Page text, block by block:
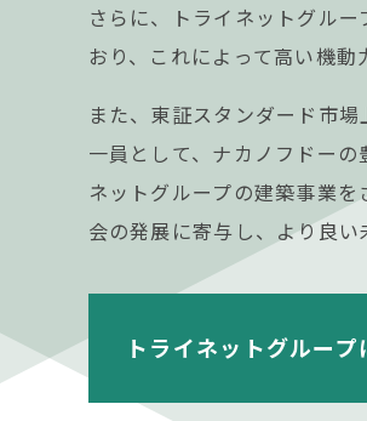
さらに、トライネットグル
おり、これによって高い機動
また、東証スタンダード市
一員として、ナカノフドー
ネットグループの建築事業
会の発展に寄与し、より良い
トライネットグループ